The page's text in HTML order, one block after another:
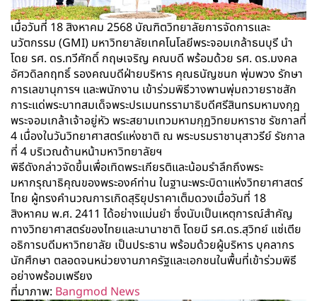
เมื่อวันที่ 18 สิงหาคม 2568 บัณฑิตวิทยาลัยการจัดการและ
นวัตกรรม (GMI) มหาวิทยาลัยเทคโนโลยีพระจอมเกล้าธนบุรี นำ
โดย รศ. ดร.ทวีศักดิ์ กฤษเจริญ คณบดี พร้อมด้วย รศ. ดร.มงคล
อัศวดิลกฤทธิ์ รองคณบดีฝ่ายบริหาร คุณธนัญชนก พุ่มพวง รักษา
การเลขานุการฯ และพนักงาน เข้าร่วมพิธีวางพานพุ่มถวายราชสัก
การะแด่พระบาทสมเด็จพระปรเมนทรรามาธิบดีศรีสินทรมหามงกุฎ
พระจอมเกล้าเจ้าอยู่หัว พระสยามเทวมหามกุฏวิทยมหาราช รัชกาลที่
4 เนื่องในวันวิทยาศาสตร์แห่งชาติ ณ พระบรมราชานุสาวรีย์ รัชกาล
ที่ 4 บริเวณด้านหน้ามหาวิทยาลัยฯ
พิธีดังกล่าวจัดขึ้นเพื่อเทิดพระเกียรติและน้อมรำลึกถึงพระ
มหากรุณาธิคุณของพระองค์ท่าน ในฐานะพระบิดาแห่งวิทยาศาสตร์
ไทย ผู้ทรงคำนวณการเกิดสุริยุปราคาเต็มดวงเมื่อวันที่ 18
สิงหาคม พ.ศ. 2411 ได้อย่างแม่นยำ ซึ่งนับเป็นเหตุการณ์สำคัญ
ทางวิทยาศาสตร์ของไทยและนานาชาติ โดยมี รศ.ดร.สุวิทย์ แซ่เตีย
อธิการบดีมหาวิทยาลัย เป็นประธาน พร้อมด้วยผู้บริหาร บุคลากร
นักศึกษา ตลอดจนหน่วยงานภาครัฐและเอกชนในพื้นที่เข้าร่วมพิธี
อย่างพร้อมเพรียง
ที่มาภาพ: Bangmod News